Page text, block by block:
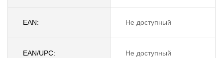
EAN: Не доступный
EAN/UPC: Не доступный